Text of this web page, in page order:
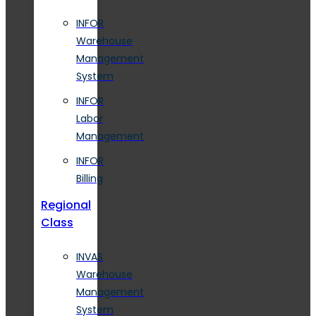
INFOR
Warehouse
Management
System
INFOR
Labor
Management
INFOR
Billing
Regional
Class
INVAS
Warehouse
Management
System